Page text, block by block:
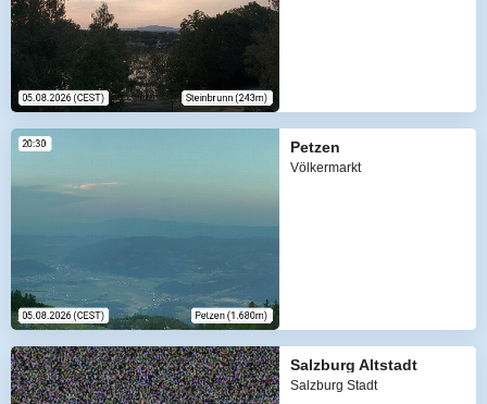
Petzen
Völkermarkt
Salzburg Altstadt
Salzburg Stadt